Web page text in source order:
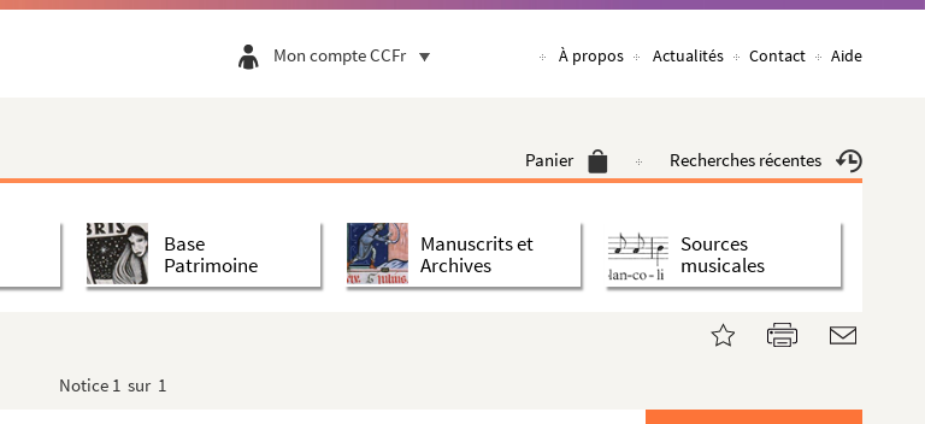
Mon compte CCFr À propos Actualités Contact Aide
Panier Recherches récentes
Base
Patrimoine
Manuscrits et
Archives
Sources
musicales
Notice 1 sur 1
Lyon
général de police (1729-1784)
1835), député de l'Isère
de Lyon